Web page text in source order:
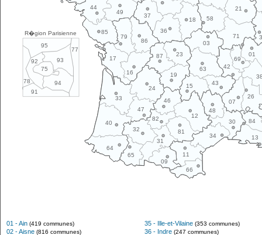
R�gion Parisienne
77
78
91
95
93
75
94
92
11
12
13
15
16
17
18
19
21
23
24
26
30
31
32
33
34
36
37
40
42
43
44
46
47
48
49
58
63
64
65
66
69
01
03
07
09
71
79
81
82 84
85
86
87
01 - Ain (419 communes)
02 - Aisne (816 communes)
35 - Ille-et-Vilaine (353 communes)
36 - Indre (247 communes)